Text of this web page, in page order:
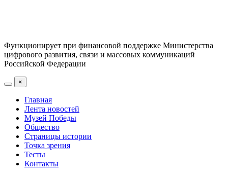
Функционирует при финансовой поддержке Министерства
цифрового развития, связи и массовых коммуникаций
Российской Федерации
×
Главная
Лента новостей
Музей Победы
Общество
Страницы истории
Точка зрения
Тесты
Контакты